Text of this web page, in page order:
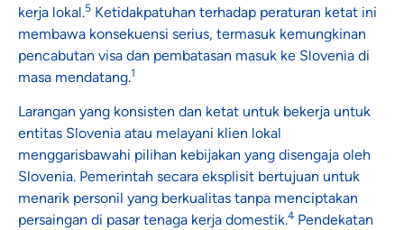
kerja lokal.5 Ketidakpatuhan terhadap peraturan ketat ini
membawa konsekuensi serius, termasuk kemungkinan
pencabutan visa dan pembatasan masuk ke Slovenia di
masa mendatang.1
Larangan yang konsisten dan ketat untuk bekerja untuk
entitas Slovenia atau melayani klien lokal
menggarisbawahi pilihan kebijakan yang disengaja oleh
Slovenia. Pemerintah secara eksplisit bertujuan untuk
menarik personil yang berkualitas tanpa menciptakan
persaingan di pasar tenaga kerja domestik.4 Pendekatan